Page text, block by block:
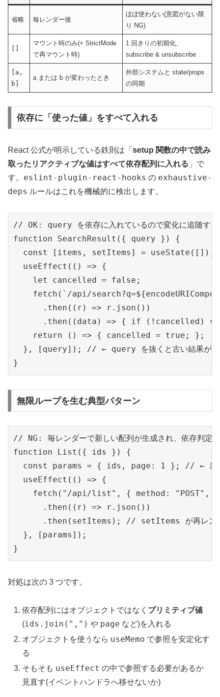
省略 毎レンダー後
ほぼ使わない(意図がない限
り NG)
[]
マウント時のみ(+ StrictMode
で再マウント時)
1 回きりの初期化、
subscribe & unsubscribe
[a,
b]
a または b が変わったとき
外部システムと state/props
の同期
依存に「使った値」をすべて入れる
React 公式が明示している鉄則は「 setup 関数の中で読み
取ったリアクティブな値はすべて依存配列に入れる 」で
す。 eslint-plugin-react-hooks の exhaustive-
deps ルールはこれを機械的に検出します。
// OK: query を依存に入れているので変化に追随する
function SearchResult({ query }) {
  const [items, setItems] = useState([]);
  useEffect(() => {
    let cancelled = false;
fetch(`/api/
      .then((r) => r.json())
.then((data) => { if (!cancelled)
    return () => { cancelled = true; };
}, [query]); // ← query を抜くと古い結果が
}
無限ループを生む典型パターン
// NG: 毎レンダーで新しい配列が生成され、依存判定
function List({ ids }) {
const params = { ids, page: 1 }; // ← 新し
  useEffect(() => {
fetch("/api/list", { method: "POST",
      .then((r) => r.json())
.then(setItems); // setItems が再レン
  }, [params]);
}
対処は次の 3 つです。
依存配列にはオブジェクトではなく プリミティブ値
(ids.join(",") や page など)を入れる
オブジェクトを使うなら useMemo で参照を安定化す
る
そもそも useEffect の中で参照する必要があるか
見直す(イベントハンドラへ移せないか)